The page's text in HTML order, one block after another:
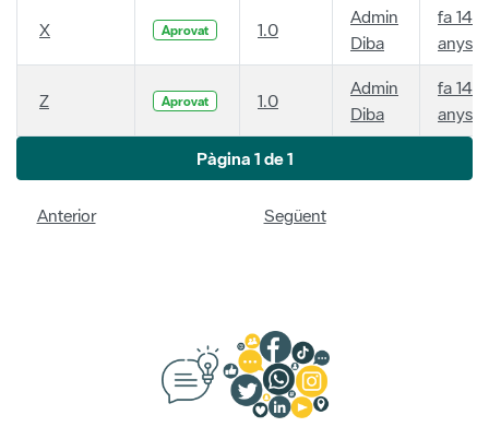
X Aprovat 1.0
Admin
Diba
fa 14
anys
Z Aprovat 1.0
Admin
Diba
fa 14
anys
Pàgina 1 de 1
Anterior Següent